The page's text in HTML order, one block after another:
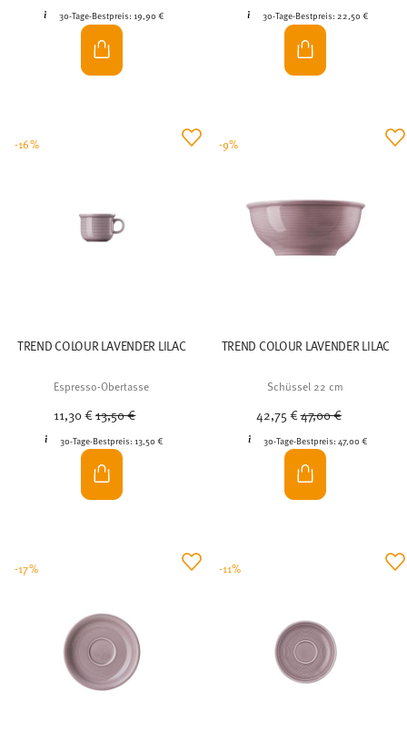
30-Tage-Bestpreis: 19,90 € 30-Tage-Bestpreis: 22,50 €
TREND COLOUR LAVENDER LILAC
Espresso-Obertasse
11,30 € Price reduced from
13,50 €
30-Tage-Bestpreis: 13,50 €
-16%
TREND COLOUR LAVENDER LILAC
Schüssel 22 cm
42,75 € Price reduced from
47,00 €to
30-Tage-Bestpreis: 47,00 €
-9%
-17% -11%